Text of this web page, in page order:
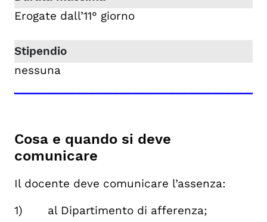
Erogate dall’11° giorno
nessuna
Cosa e quando si deve
comunicare
Il docente deve comunicare l’assenza:
1) al Dipartimento di afferenza;